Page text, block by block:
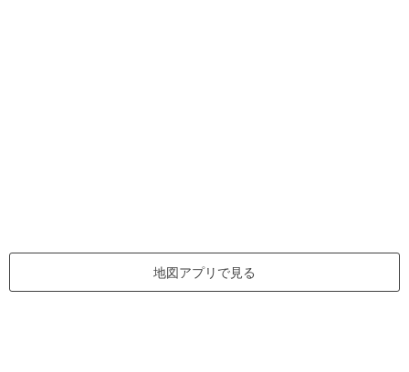
地図アプリで見る